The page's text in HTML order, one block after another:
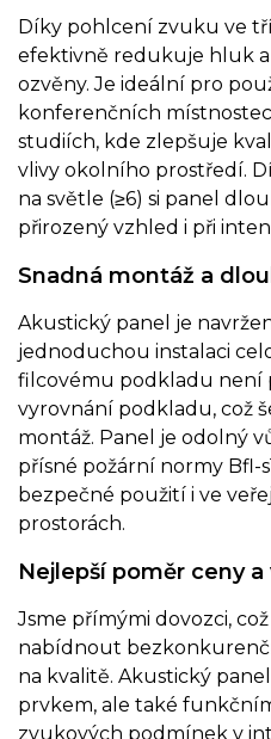
Díky pohlcení zvuku ve
efektivně redukuje hluk
ozvěny. Je ideální pro
konferenčních
studiích, kde zlepšuje
vlivy okolního prostředí.
na světle (≥6) si panel
přirozený vzhled i při
Snadná montáž a
Akustický panel je
jednoduchou instalaci
filcovému podkladu není
vyrovnání podkladu, což
montáž. Panel je odolný
přísné požární normy Bfl-
bezpečné použití i ve
prostorách.
Nejlepší poměr ceny a
Jsme přímými dovozci,
nabídnout
na kvalitě. Akustický
prvkem, ale také
zvukových podmínek v